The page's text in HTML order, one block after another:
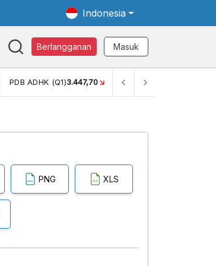
Indonesia
Berlangganan Masuk
PDB ADHK (Q1)3.447,70 GINI RASIO (SEM2)
PNG XLS